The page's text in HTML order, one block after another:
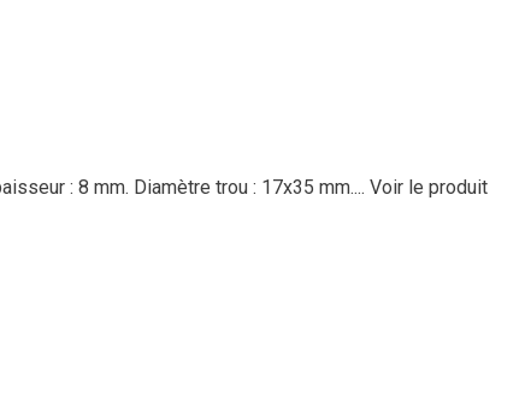
: 8 mm. Diamètre trou : 17x35 mm.... Voir le produit